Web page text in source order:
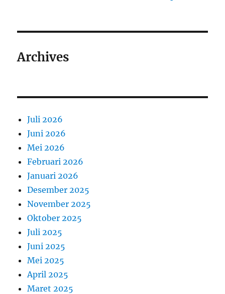
Archives
Juli 2026
Juni 2026
Mei 2026
Februari 2026
Januari 2026
Desember 2025
November 2025
Oktober 2025
Juli 2025
Juni 2025
Mei 2025
April 2025
Maret 2025